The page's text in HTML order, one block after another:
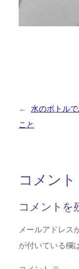
←
水のボトル
こと
コメント
コメントを
メールアドレス
が付いている欄